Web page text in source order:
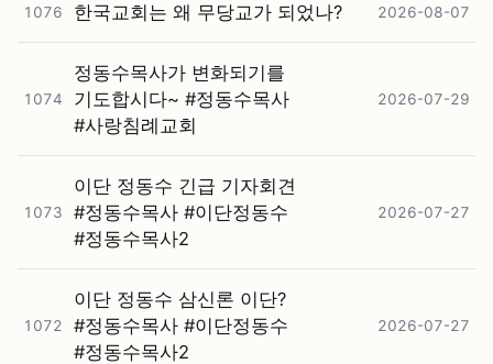
1076 한국교회는 왜 무당교가 되었나? 2026-08-07
1074
정동수목사가 변화되기를
기도합시다~ #⁠정동수목사
#⁠사랑침례교회
2026-07-29
1073
이단 정동수 긴급 기자회견
#⁠정동수목사 #⁠이단정동수
#⁠정동수목사2
2026-07-27
1072
이단 정동수 삼신론 이단?
#⁠정동수목사 #⁠이단정동수
#⁠정동수목사2
2026-07-27